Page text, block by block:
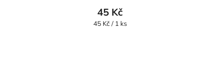
45 Kč
Měrná
45 Kč / 1 ks